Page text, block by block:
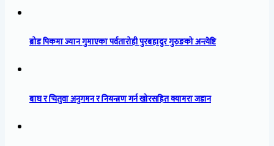
ब्रोड पिकमा ज्यान गुमाएका पर्वतारोही पुरबहादुर गुरुङको अन्त्येष्टि
बाघ र चितुवा अनुगमन र नियन्त्रण गर्न खोरसहित क्यामरा जडान